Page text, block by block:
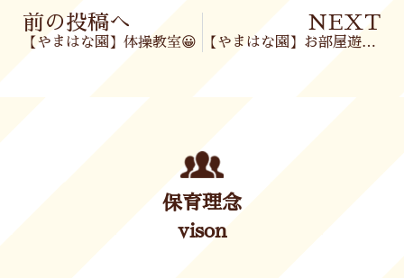
Prev
前の投稿へ
【やまはな園】体操教室😀
NEXT
【やまはな園】お部屋遊び😀
保育理念
vison